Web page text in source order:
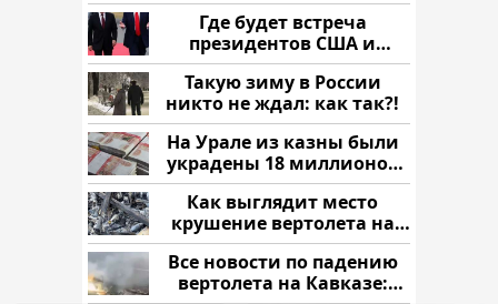
Где будет встреча
президентов США и
России: Европа?
Такую зиму в России
никто не ждал: как так?!
На Урале из казны были
украдены 18 миллионов
рублей
Как выглядит место
крушение вертолета на
Кавказе: смотреть
Все новости по падению
вертолета на Кавказе: